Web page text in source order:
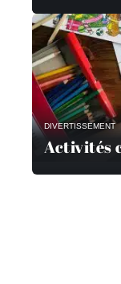
DIVERTISSEMENT
Activités